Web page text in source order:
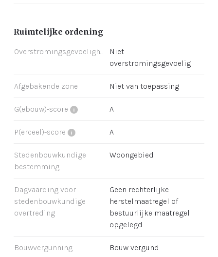
Ruimtelijke ordening
Niet
overstromingsgevoelig
Afgebakende zone Niet van toepassing
G(ebouw)-score A
P(erceel)-score A
Stedenbouwkundige
bestemming
Woongebied
Dagvaarding voor
stedenbouwkundige
overtreding
Geen rechterlijke
herstelmaatregel of
bestuurlijke maatregel
opgelegd
Bouwvergunning Bouw vergund